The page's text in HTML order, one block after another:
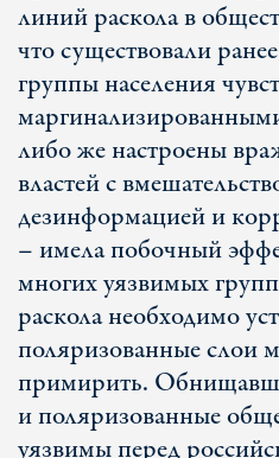
линий раскола в
что существовали
группы населения
либо же настроены
властей с
дезинформацией и
– имела побочный
многих уязвимых
раскола необходимо
поляризованные слои
примирить.
и поляризованные
уязвимы перед